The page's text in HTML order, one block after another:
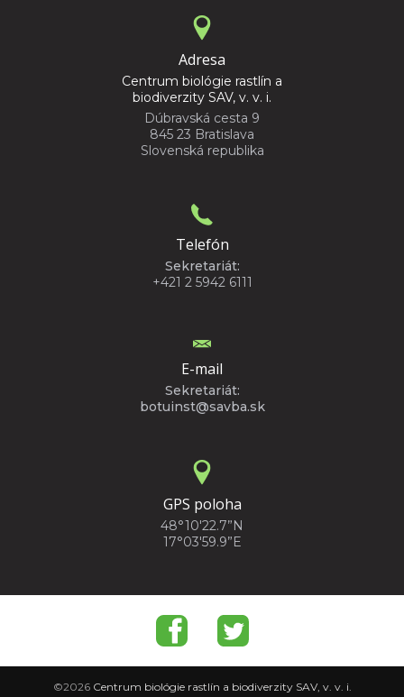
Adresa
Centrum biológie rastlín a
biodiverzity SAV, v. v. i.
Dúbravská cesta 9
845 23 Bratislava
Slovenská republika
Telefón
Sekretariát:
+421 2 5942 6111
E-mail
Sekretariát:
botuinst@savba.sk
GPS poloha
48°10'22.7”N
17°03'59.9”E
©2026Centrum biológie rastlín a biodiverzity SAV, v. v. i.